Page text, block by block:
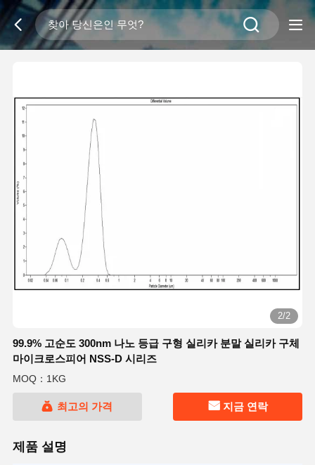
2/2
99.9% 고순도 300nm 나노 등급 구형 실리카 분말 실리카 구체
마이크로스피어 NSS-D 시리즈
MOQ：1KG
최고의 가격 지금 연락
제품 설명